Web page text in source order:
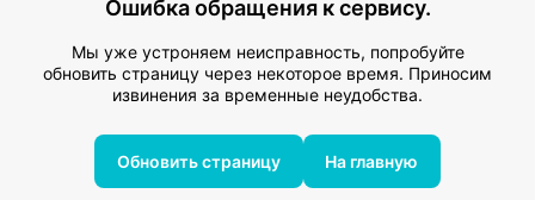
Ошибка обращения к сервису.
Мы уже устроняем неисправность, попробуйте
обновить страницу через некоторое время. Приносим
извинения за временные неудобства.
Обновить страницу На главную